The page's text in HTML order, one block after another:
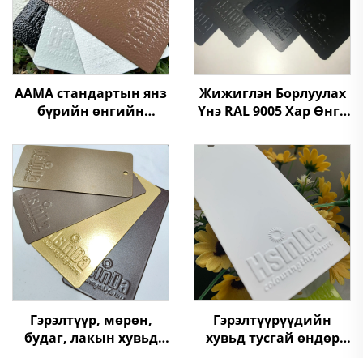
AAMA стандартын янз
бүрийн өнгийн
цахилсан будаг,
цахилсан хучилт
хамгаалалтын
шүүгээнд зориулсан
Жижиглэн Борлуулах
Үнэ RAL 9005 Хар Өнгө
Текстур Бат бөх Нунтаг
Будаг
Гэрэлтүүр, мөрөн,
будаг, лакын хувьд
Гэрэлтүүрүүдийн
хувьд тусгай өндөр